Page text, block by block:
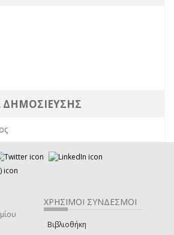
έτος filter
ΧΡΉΣΙΜΟΙ ΣΎΝΔΕΣΜΟΙ
Βιβλιοθήκη